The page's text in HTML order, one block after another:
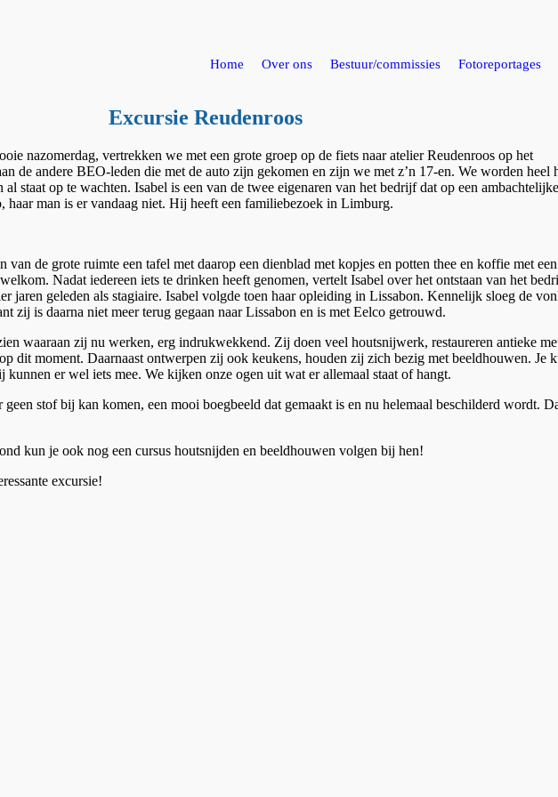
Fotoreportages
Bestuur/commissies
Over ons
Home
Excursie Reudenroos
nazomerdag, vertrekken we met een grote groep op de fiets naar atelier Reudenroos op het
de andere BEO-leden die met de auto zijn gekomen en zijn we met z’n 17-en. We worden heel
staat op te wachten. Isabel is een van de twee eigenaren van het bedrijf dat op een
haar man is er vandaag niet. Hij heeft een familiebezoek in Limburg.
van de grote ruimte een tafel met daarop een dienblad met kopjes en potten thee en koffie met
Nadat iedereen iets te drinken heeft genomen, vertelt Isabel over het ontstaan van het
jaren geleden als stagiaire. Isabel volgde toen haar opleiding in Lissabon. Kennelijk sloeg de
zij is daarna niet meer terug gegaan naar Lissabon en is met Eelco getrouwd.
waaraan zij nu werken, erg indrukwekkend. Zij doen veel houtsnijwerk, restaureren antieke
dit moment. Daarnaast ontwerpen zij ook keukens, houden zij zich bezig met beeldhouwen. Je
er wel iets mee. We kijken onze ogen uit wat er allemaal staat of hangt.
stof bij kan komen, een mooi boegbeeld dat gemaakt is en nu helemaal beschilderd wordt.
kun je ook nog een cursus houtsnijden en beeldhouwen volgen bij hen!
excursie!